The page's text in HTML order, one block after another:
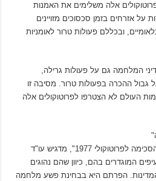
אלה משלימים את האמנות
אזרחים בזמן סכסוכים מזויינים
ובכללם פעולות טרור לאומניות
המלחמה גם על פעולות גרילה,
ההכרה בפעולות טרור. מסיבה זו
העולם לא הצטרפו לפרוטוקולים אלה
"למרות שישראל לא התחייבה והסכימה לפרוטוקולי 1977", מדגיש עו"ד
המוגדרים בהם, כיוון שהם נהוגים
הפרתם היא בבחינת פשע מלחמה